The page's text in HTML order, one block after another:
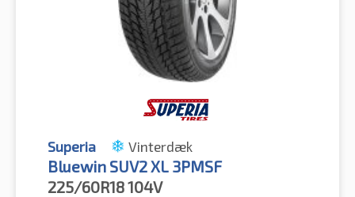
Superia Vinterdæk
Bluewin SUV2 XL 3PMSF
225/60R18104V